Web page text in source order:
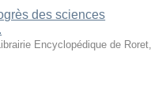
des sciences
Librairie Encyclopédique de Roret